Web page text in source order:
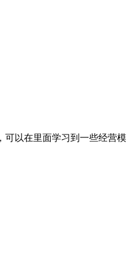
可以在里面学习到一些经营模